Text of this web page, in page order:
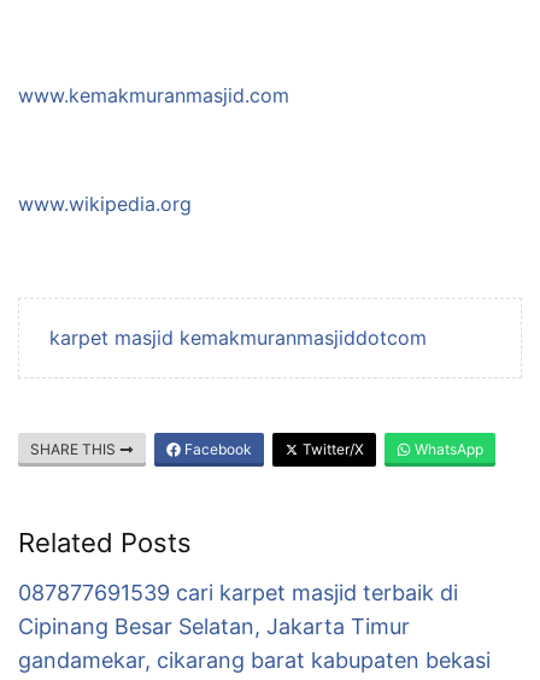
www.kemakmuranmasjid.com
www.wikipedia.org
karpet masjid kemakmuranmasjiddotcom
SHARE THIS Facebook Twitter/X WhatsApp
Related Posts
087877691539 cari karpet masjid terbaik di
Cipinang Besar Selatan, Jakarta Timur
gandamekar, cikarang barat kabupaten bekasi